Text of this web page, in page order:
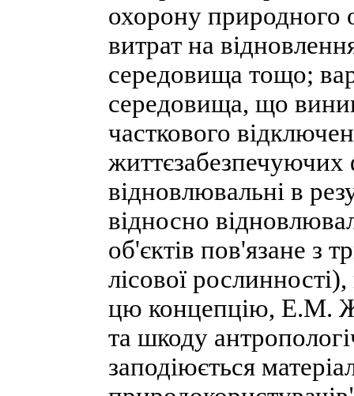
охорону природного
витрат на
середовища тощо;
середовища, що
часткового
життєзабезпечуючих
відновлювальні в
відносно
об'єктів пов'язане з
лісової
цю концепцію, Е.М.
та шкоду
заподіюється